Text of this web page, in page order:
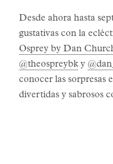
Desde ahora hasta
gustativas con la
Osprey by Dan
@theospreybky
conocer las sorpresas
divertidas y sabrosos